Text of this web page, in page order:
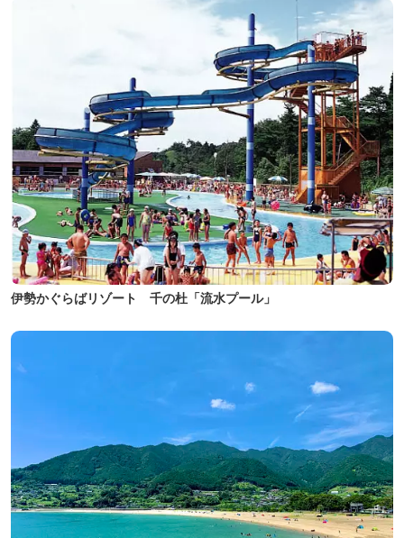
伊勢かぐらばリゾート 千の杜「流水プール」